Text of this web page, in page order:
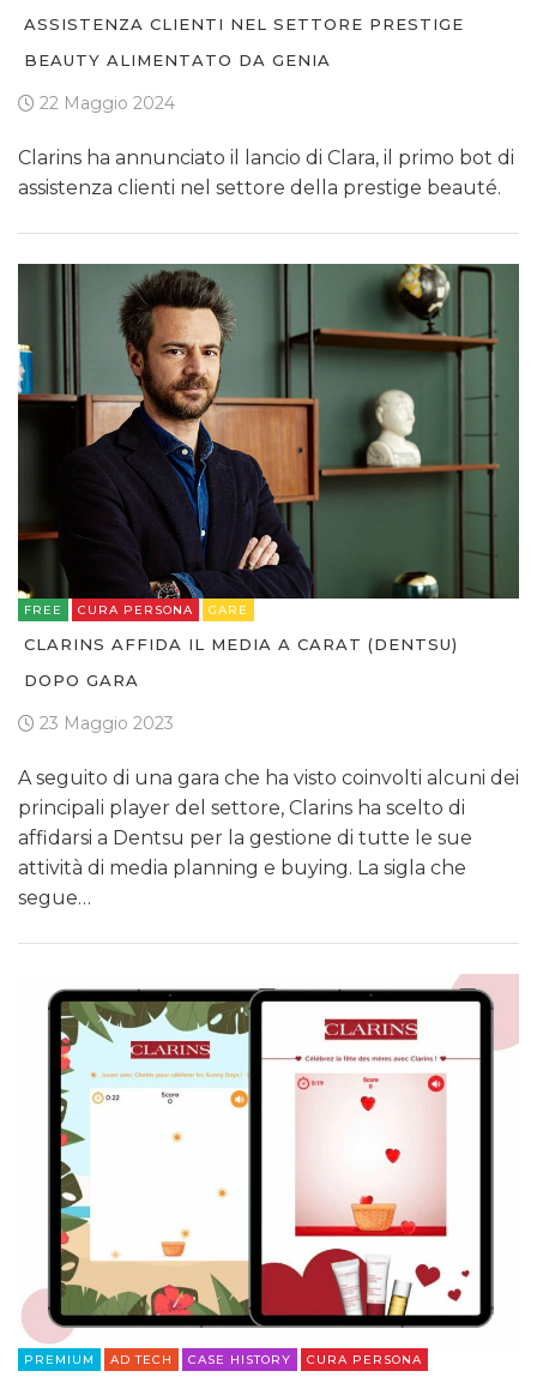
ASSISTENZA CLIENTI NEL SETTORE PRESTIGE
BEAUTY ALIMENTATO DA GENIA
22 Maggio 2024
Clarins ha annunciato il lancio di Clara, il primo bot di
assistenza clienti nel settore della prestige beauté.
FREE CURA PERSONA GARE
CLARINS AFFIDA IL MEDIA A CARAT (DENTSU)
DOPO GARA
23 Maggio 2023
A seguito di una gara che ha visto coinvolti alcuni dei
principali player del settore, Clarins ha scelto di
affidarsi a Dentsu per la gestione di tutte le sue
attività di media planning e buying. La sigla che
segue…
PREMIUM AD TECH CASE HISTORY CURA PERSONA